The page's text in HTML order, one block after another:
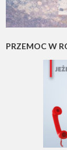
PRZEMOC W